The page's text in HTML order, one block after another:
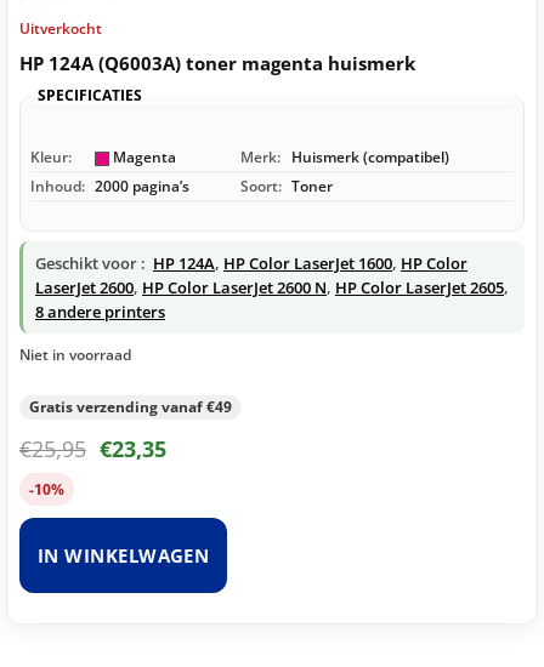
Uitverkocht
HP 124A (Q6003A) toner magenta huismerk
SPECIFICATIES
Kleur: Magenta Merk: Huismerk (compatibel)
Inhoud: 2000 pagina’s Soort: Toner
Geschikt voor : HP 124A, HP Color LaserJet 1600, HP Color
LaserJet 2600, HP Color LaserJet 2600 N, HP Color LaserJet 2605,
8 andere printers
Niet in voorraad
Gratis verzending vanaf €49
€25,95 €23,35
-10%
IN WINKELWAGEN